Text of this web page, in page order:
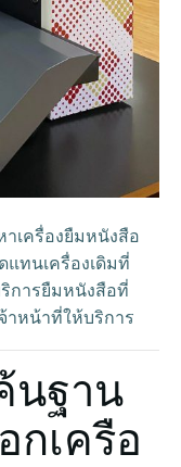
เครื่องยืมหนังสือ
แทนเครื่องเดิมที่
การยืมหนังสือที่
าหน้าที่ให้บริการ
นฐาน
เครือ